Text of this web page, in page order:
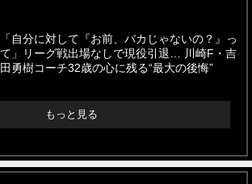
「自分に対して『お前、バカじゃないの？』っ
て」リーグ戦出場なしで現役引退… 川崎F・吉
田勇樹コーチ32歳の心に残る“最大の後悔”
もっと見る